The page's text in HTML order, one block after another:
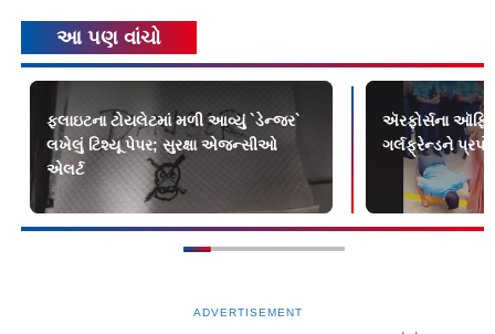
આ પણ વાંચો
ફ્લાઇટના ટોયલેટમાં મળી આવ્યું `ડેન્જર`
લખેલું ટિશ્યૂ પેપર; સુરક્ષા એજન્સીઓ
એલર્ટ
ઍરફોર્સના
ગર્લફ્રેન્ડને
ADVERTISEMENT